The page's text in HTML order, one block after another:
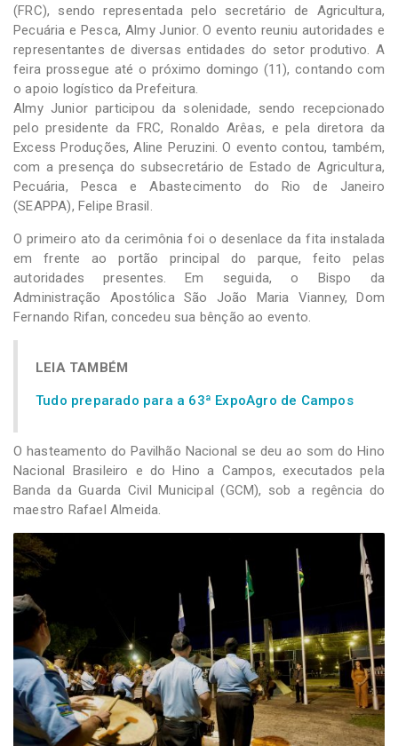
(FRC), sendo representada pelo secretário de Agricultura,
Pecuária e Pesca, Almy Junior. O evento reuniu autoridades e
representantes de diversas entidades do setor produtivo. A
feira prossegue até o próximo domingo (11), contando com
o apoio logístico da Prefeitura.
Almy Junior participou da solenidade, sendo recepcionado
pelo presidente da FRC, Ronaldo Arêas, e pela diretora da
Excess Produções, Aline Peruzini. O evento contou, também,
com a presença do subsecretário de Estado de Agricultura,
Pecuária, Pesca e Abastecimento do Rio de Janeiro
(SEAPPA), Felipe Brasil.
O primeiro ato da cerimônia foi o desenlace da fita instalada
em frente ao portão principal do parque, feito pelas
autoridades presentes. Em seguida, o Bispo da
Administração Apostólica São João Maria Vianney, Dom
Fernando Rifan, concedeu sua bênção ao evento.
LEIA TAMBÉM
Tudo preparado para a 63ª ExpoAgro de Campos
O hasteamento do Pavilhão Nacional se deu ao som do Hino
Nacional Brasileiro e do Hino a Campos, executados pela
Banda da Guarda Civil Municipal (GCM), sob a regência do
maestro Rafael Almeida.